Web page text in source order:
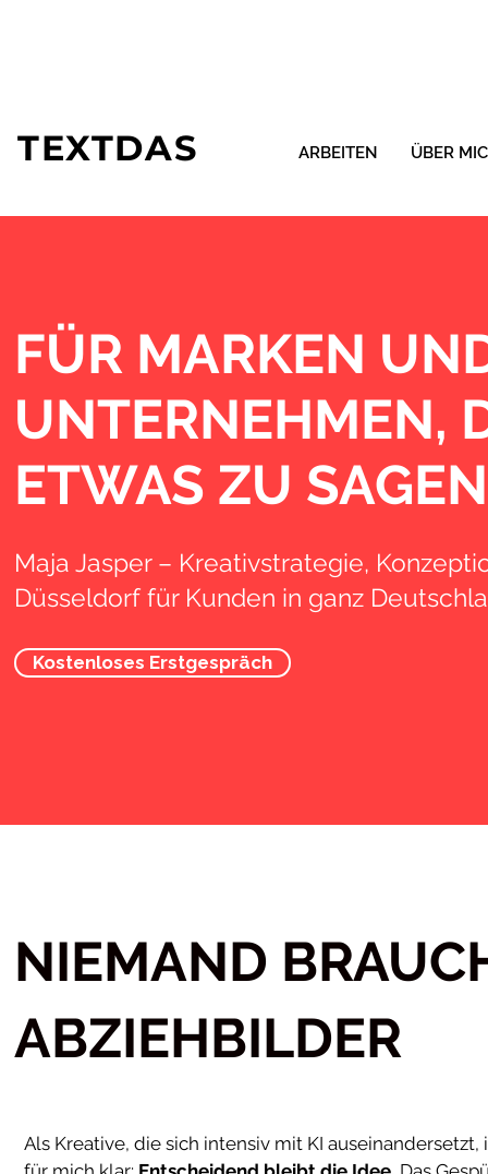
ARBEITEN ÜBER
TEXTDAS
FÜR MARKEN
UNTERNEHMEN,
ETWAS ZU
Maja Jasper – Kreativstrategie,
Düsseldorf für Kunden in ganz
Kostenloses Erstgespräch
NIEMAND
ABZIEHBILDER
Als Kreative, die sich intensiv mit KI auseinandersetzt,